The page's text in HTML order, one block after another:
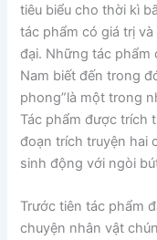
tiêu biểu cho thời kì
tác phẩm có giá trị
đại. Những tác phẩm
Nam biết đến trong
phong”là một trong
Tác phẩm được trích
đoạn trích truyện hai
sinh động với ngòi
Trước tiên tác phẩm
chuyện nhân vật